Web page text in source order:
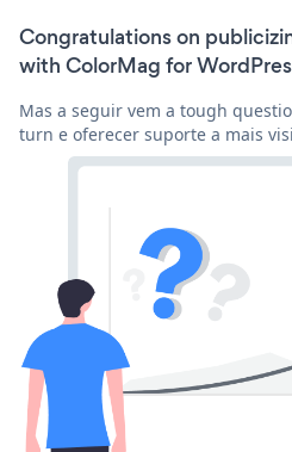
Congratulations on
with ColorMag for
Mas a seguir vem a tough
turn e oferecer suporte a mais